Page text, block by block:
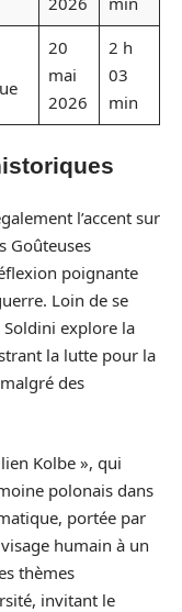
20
mai
2026
2 h
03
min
l’accent sur
Goûteuses
poignante
Loin de se
explore la
la lutte pour la
des
Kolbe », qui
polonais dans
portée par
humain à un
thèmes
invitant le